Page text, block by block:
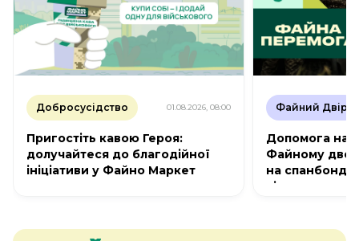
Добросусідство 01.08.2026, 08:00
Пригостіть кавою Героя:
долучайтеся до благодійної
ініціативи у Файно Маркет
Файний Двір
Допомога на
Файному
на спанбонд
сіток